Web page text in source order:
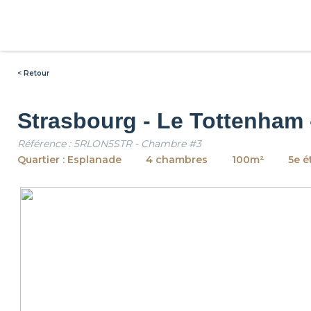
< Retour
Strasbourg - Le Tottenham
Référence : 5RLON5STR - Chambre #3
Quartier : Esplanade
4 chambres 100m² 5e